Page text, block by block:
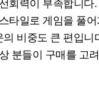
회력이 부족합니다
타일로 게임을 풀
비중도 큰 편입니
분들이 구매를 고